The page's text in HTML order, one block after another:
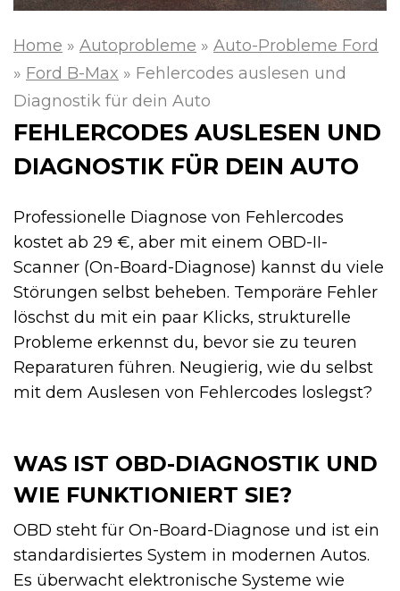
Home » Autoprobleme » Auto-Probleme Ford
» Ford B-Max » Fehlercodes auslesen und
Diagnostik für dein Auto
FEHLERCODES AUSLESEN UND
DIAGNOSTIK FÜR DEIN AUTO
Professionelle Diagnose von Fehlercodes
kostet ab 29 €, aber mit einem OBD-II-
Scanner (On-Board-Diagnose) kannst du viele
Störungen selbst beheben. Temporäre Fehler
löschst du mit ein paar Klicks, strukturelle
Probleme erkennst du, bevor sie zu teuren
Reparaturen führen. Neugierig, wie du selbst
mit dem Auslesen von Fehlercodes loslegst?
WAS IST OBD-DIAGNOSTIK UND
WIE FUNKTIONIERT SIE?
OBD steht für On-Board-Diagnose und ist ein
standardisiertes System in modernen Autos.
Es überwacht elektronische Systeme wie